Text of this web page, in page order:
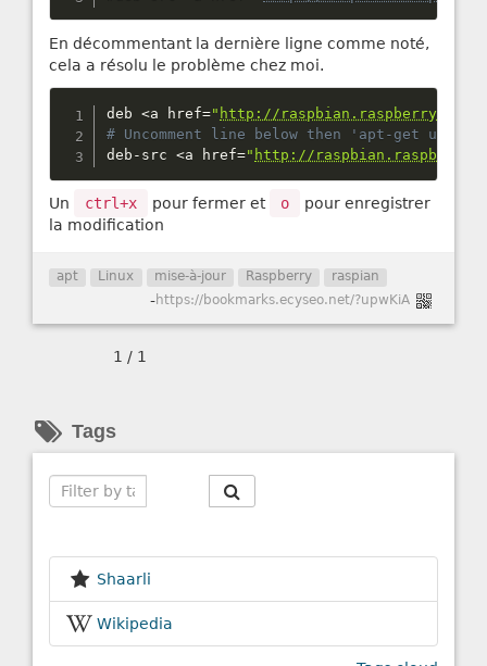
En décommentant la dernière ligne comme noté,
cela a résolu le problème chez moi.
deb <a href=" http://
deb - src <a href=" http://
Un ctrl+x pour fermer et o
pour enregistrer
la modification
apt Linux mise-à-jour Raspberry raspian
-https://bookmarks.ecyseo.net/?upwKiA
1 / 1
Tags
Shaarli
Wikipedia